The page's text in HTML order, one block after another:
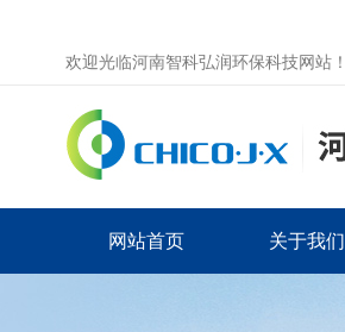
欢迎光临河南智科弘润环保科技网站！
网站首页 关于我们